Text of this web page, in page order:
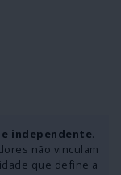
independente.
não vinculam
que define a